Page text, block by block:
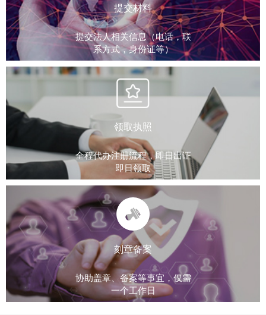
提交材料
提交法人相关信息（电话，联
系方式，身份证等）
领取执照
全程代办注册流程，即日出证
即日领取
刻章备案
协助盖章、备案等事宜，仅需
一个工作日